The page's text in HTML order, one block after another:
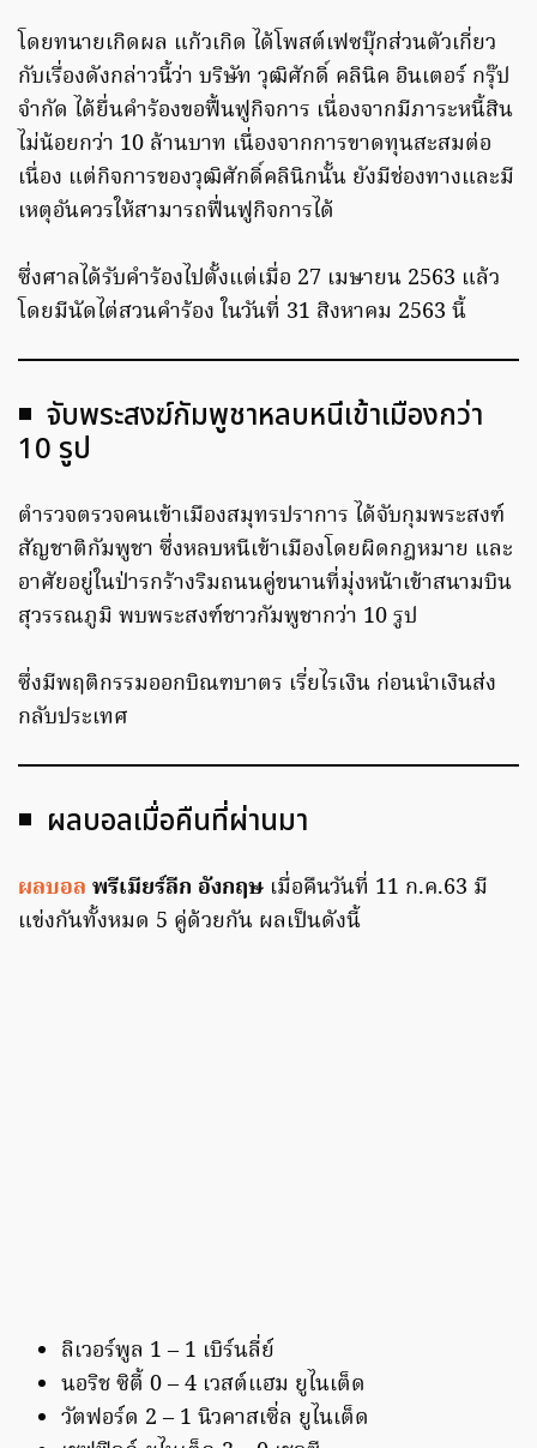
โดยทนายเกิดผล แก้วเกิด ได้โพสต์เฟซบุ๊กส่วนตัวเกี่ยว
กับเรื่องดังกล่าวนี้ว่า บริษัท วุฒิศักดิ์ คลินิค อินเตอร์ กรุ๊ป
จำกัด ได้ยื่นคำร้องขอฟื้นฟูกิจการ เนื่องจากมีภาระหนี้สิน
ไม่น้อยกว่า 10 ล้านบาท เนื่องจากการขาดทุนสะสมต่อ
เนื่อง แต่กิจการของวุฒิศักดิ์คลินิกนั้น ยังมีช่องทางและมี
เหตุอันควรให้สามารถฟื่นฟูกิจการได้
ซึ่งศาลได้รับคำร้องไปตั้งแต่เมื่อ 27 เมษายน 2563 แล้ว
โดยมีนัดไต่สวนคำร้อง ในวันที่ 31 สิงหาคม 2563 นี้
◾ จับพระสงฆ์กัมพูชาหลบหนีเข้าเมืองกว่า
10 รูป
ตำรวจตรวจคนเข้าเมืองสมุทรปราการ ได้จับกุมพระสงฑ์
สัญชาติกัมพูชา ซึ่งหลบหนีเข้าเมืองโดยผิดกฎหมาย และ
อาศัยอยู่ในป่ารกร้างริมถนนคู่ขนานที่มุ่งหน้าเข้าสนามบิน
สุวรรณภูมิ พบพระสงฑ์ชาวกัมพูชากว่า 10 รูป
ซึ่งมีพฤติกรรมออกบิณฑบาตร เรี่ยไรเงิน ก่อนนำเงินส่ง
กลับประเทศ
◾ ผลบอลเมื่อคืนที่ผ่านมา
ผลบอล พรีเมียร์ลีก อังกฤษ เมื่อคืนวันที่ 11 ก.ค.63 มี
แข่งกันทั้งหมด 5 คู่ด้วยกัน ผลเป็นดังนี้
ลิเวอร์พูล 1 – 1 เบิร์นลี่ย์
นอริช ซิตี้ 0 – 4 เวสต์แฮม ยูไนเต็ด
วัตฟอร์ด 2 – 1 นิวคาสเซิ่ล ยูไนเต็ด